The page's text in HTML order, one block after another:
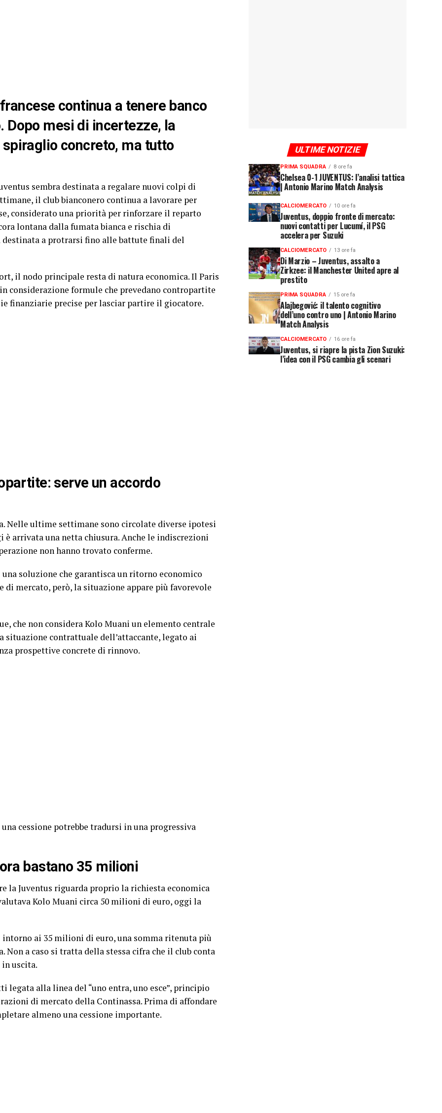
continua a tenere banco
Dopo mesi di incertezze, la
concreto, ma tutto
sembra destinata a regalare nuovi colpi di
il club bianconero continua a lavorare per
considerato una priorità per rinforzare il reparto
lontana dalla fumata bianca e rischia di
a protrarsi fino alle battute finali del
il nodo principale resta di natura economica. Il Paris
considerazione formule che prevedano contropartite
finanziarie precise per lasciar partire il giocatore.
serve un accordo
Nelle ultime settimane sono circolate diverse ipotesi
è arrivata una netta chiusura. Anche le indiscrezioni
non hanno trovato conferme.
soluzione che garantisca un ritorno economico
mercato, però, la situazione appare più favorevole
che non considera Kolo Muani un elemento centrale
situazione contrattuale dell’attaccante, legato ai
prospettive concrete di rinnovo.
cessione potrebbe tradursi in una progressiva
bastano 35 milioni
la Juventus riguarda proprio la richiesta economica
Kolo Muani circa 50 milioni di euro, oggi la
ai 35 milioni di euro, una somma ritenuta più
Non a caso si tratta della stessa cifra che il club conta
uscita.
legata alla linea del “uno entra, uno esce”, principio
di mercato della Continassa. Prima di affondare
almeno una cessione importante.
ULTIME NOTIZIE
PRIMA SQUADRA 8 ore fa
Chelsea 0-1 JUVENTUS: l’analisi tattica
| Antonio Marino Match Analysis
CALCIOMERCATO 10 ore fa
Juventus, doppio fronte di mercato:
nuovi contatti per Lucumí, il PSG
accelera per Suzuki
CALCIOMERCATO 13 ore fa
Di Marzio – Juventus, assalto a
Zirkzee: il Manchester United apre al
prestito
PRIMA SQUADRA 15 ore fa
Alajbegović: il talento cognitivo
dell’uno contro uno | Antonio Marino
Match Analysis
CALCIOMERCATO 16 ore fa
Juventus, si riapre la pista Zion Suzuki:
l’idea con il PSG cambia gli scenari